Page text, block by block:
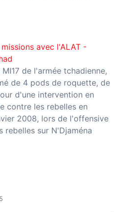
missions avec l'ALAT -
MI17 de l'armée tchadienne,
de 4 pods de roquette, de
d'une intervention en
contre les rebelles en
2008, lors de l'offensive
rebelles sur N'Djaména